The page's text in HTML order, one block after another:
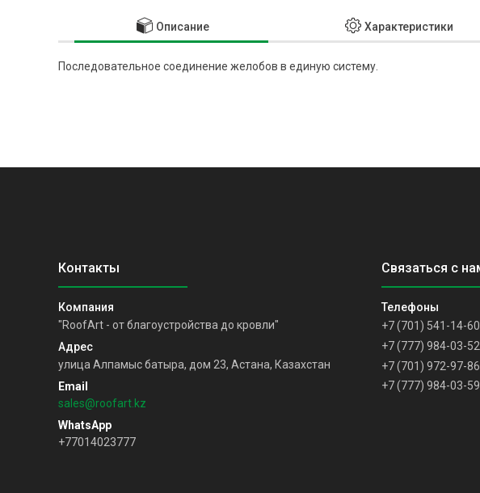
Описание Характеристики
Последовательное соединение желобов в единую систему.
"RoofArt - от благоустройства до кровли"
улица Алпамыс батыра, дом 23, Астана, Казахстан
sales@roofart.kz
+77014023777
+7 (701) 541-14-60
+7 (777) 984-03-52
+7 (701) 972-97-86
+7 (777) 984-03-59